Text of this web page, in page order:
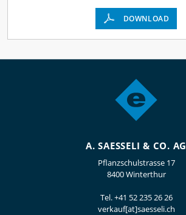
DOWNLOAD
A. SAESSELI & CO. AG
Pflanzschulstrasse 17
8400 Winterthur
Tel.+41 52 235 26 26
verkauf[at]saesseli.ch